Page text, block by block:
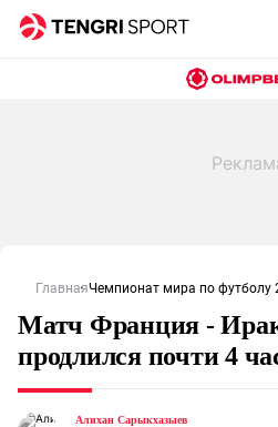
ГлавнаяЧемпионат мира по футболу
Матч Франция -
продлился почти 4
Алихан Сарыкхазыев